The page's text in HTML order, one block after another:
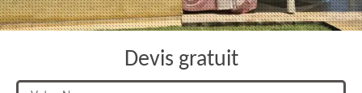
Devis gratuit